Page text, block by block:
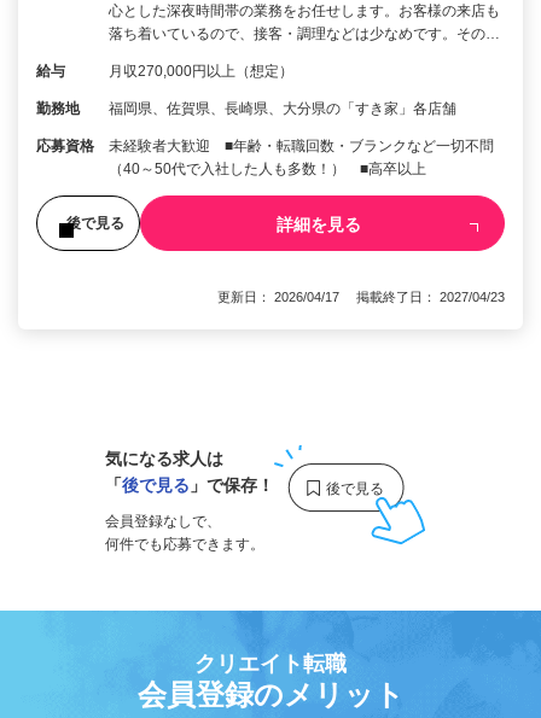
心とした深夜時間帯の業務をお任せします。お客様の来店も
落ち着いているので、接客・調理などは少なめです。その…
給与 月収270,000円以上（想定）
勤務地 福岡県、佐賀県、長崎県、大分県の「すき家」各店舗
応募資格
未経験者大歓迎 ■年齢・転職回数・ブランクなど一切不問
（40～50代で入社した人も多数！） ■高卒以上
後で見る 詳細を見る
更新日： 2026/04/17 掲載終了日： 2027/04/23
気になる求人は
「後で見る 」で保存！
会員登録なしで、
何件でも応募できます。
クリエイト転職
会員登録のメリット